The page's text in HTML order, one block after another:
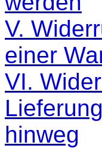
V.
einer
VI.
hinweg